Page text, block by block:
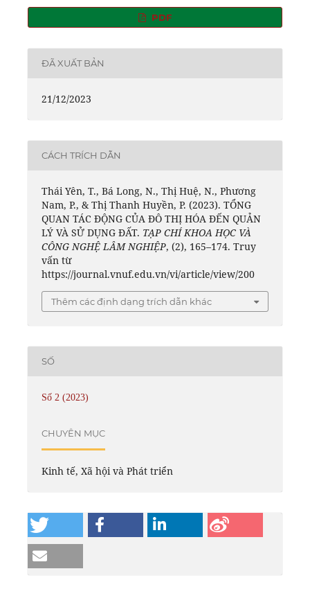
PDF
ĐÃ XUẤT BẢN
21/12/2023
CÁCH TRÍCH DẪN
Thái Yên, T., Bá Long, N., Thị Huệ, N., Phương
Nam, P., & Thị Thanh Huyền, P. (2023). TỔNG
QUAN TÁC ĐỘNG CỦA ĐÔ THỊ HÓA ĐẾN QUẢN
LÝ VÀ SỬ DỤNG ĐẤT. TẠP CHÍ KHOA HỌC VÀ
CÔNG NGHỆ LÂM NGHIỆP, (2), 165–174. Truy
vấn từ
https://journal.vnuf.edu.vn/vi/article/view/200
Thêm các định dạng trích dẫn khác
SỐ
Số 2 (2023)
CHUYÊN MỤC
Kinh tế, Xã hội và Phát triển